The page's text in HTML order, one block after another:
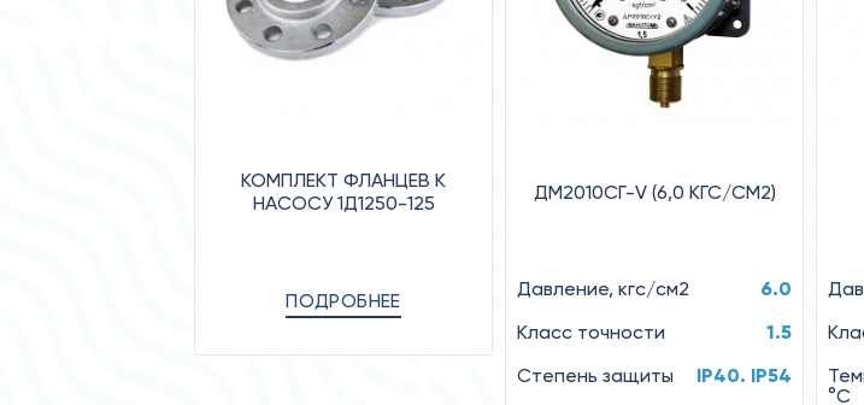
КОМПЛЕКТ ФЛАНЦЕВ К
НАСОСУ 1Д1250-125
ПОДРОБНЕЕ
ДМ2010СГ-V (6,0 КГС/СМ2)
Давление, кгс/см2
6.0
Класс точности
1.5
Степень защиты
IP40. IP54
°C